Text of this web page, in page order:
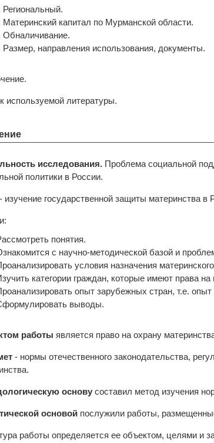
Региональный.
Материнский капитал по Мурманской области.
Обналичивание.
Размер, направления использования, документы.
используемой литературы.
исследования. Проблема социальной
политики в России.
- изучение государственной защиты материнства в
понятия.
с научно-методической базой и
условия назначения
категории граждан, которые имеют права
опыт зарубежных стран, т.е.
выводы.
работы является право на охрану
- нормы отечественного законодательства,
основу составил метод изучения
основой послужили работы,
работы определяется ее объектом, целями и